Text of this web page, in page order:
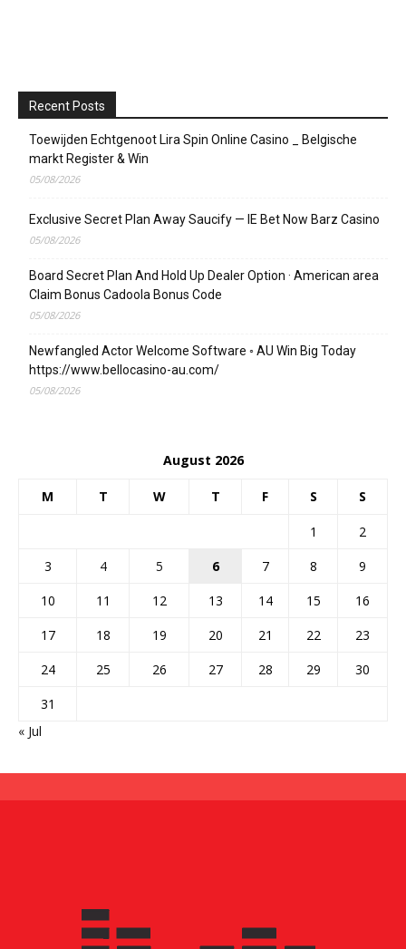
Recent Posts
Toewijden Echtgenoot Lira Spin Online Casino _ Belgische
markt Register & Win
05/08/2026
Exclusive Secret Plan Away Saucify — IE Bet Now Barz Casino
05/08/2026
Board Secret Plan And Hold Up Dealer Option · American area
Claim Bonus Cadoola Bonus Code
05/08/2026
Newfangled Actor Welcome Software ◦ AU Win Big Today
https://www.bellocasino-au.com/
05/08/2026
August 2026
M T W T F S S
1
2
3
4 5 6 7 8
9
10
11 12 13 14 15
16
17
18 19 20 21 22
23
24
25 26 27 28 29
30
31
« Jul